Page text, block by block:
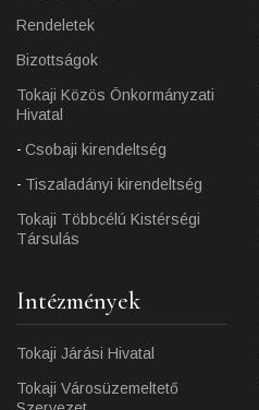
Rendeletek
Bizottságok
Tokaji Közös Önkormányzati
Hivatal
Csobaji kirendeltség
Tiszaladányi kirendeltség
Tokaji Többcélú Kistérségi
Társulás
Intézmények
Tokaji Járási Hivatal
Tokaji Városüzemeltető